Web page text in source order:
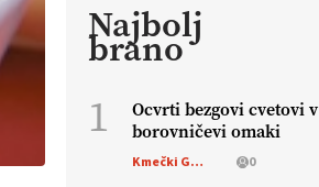
Najbolj
brano
1
Ocvrti bezgovi cvetovi v
borovničevi omaki
Kmečki Glas 0